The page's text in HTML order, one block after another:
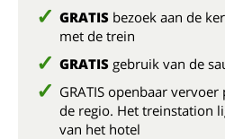
GRATIS bezoek aan de
met de trein
GRATIS gebruik van de
GRATIS openbaar
de regio. Het treinstation
van het hotel